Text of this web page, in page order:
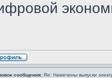
сообщения: Re: Намечены выпуски